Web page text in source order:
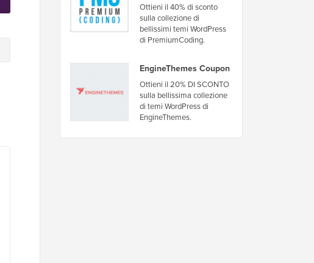
Ottieni il 40% di sconto
sulla collezione di
bellissimi temi WordPress
di PremiumCoding.
EngineThemes Coupon
Ottieni il 20% DI SCONTO
sulla bellissima collezione
di temi WordPress di
EngineThemes.